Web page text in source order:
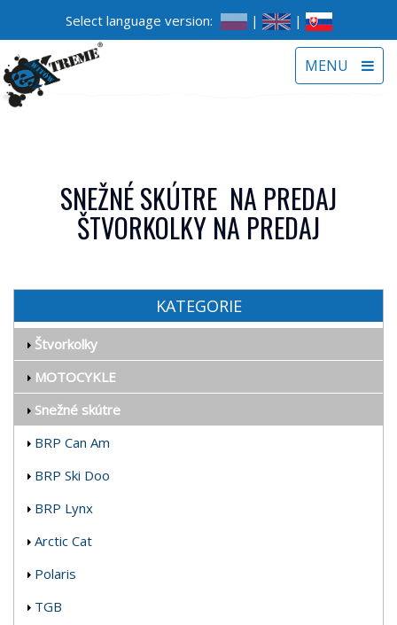
Select language version: | |
MENU Toggle
SNEŽNÉ SKÚTRE NA PREDAJ
ŠTVORKOLKY NA PREDAJ
KATEGORIE
Štvorkolky
MOTOCYKLE
Snežné skútre
BRP Can Am
BRP Ski Doo
BRP Lynx
Arctic Cat
Polaris
TGB